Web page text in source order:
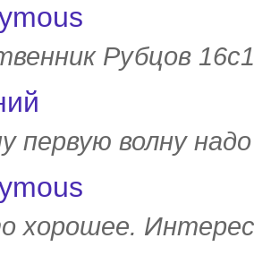
Рубцов
первую волну
хорошее.